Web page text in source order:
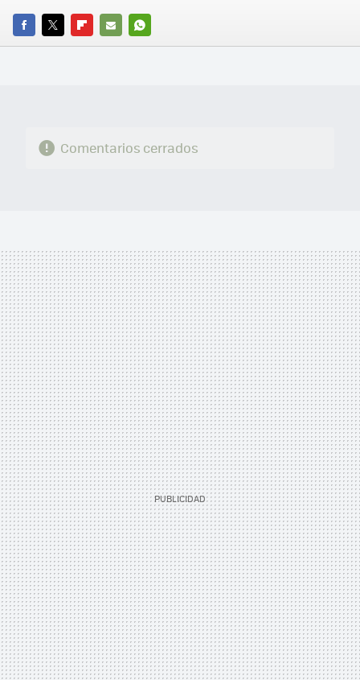
FACEBOOK
TWITTERFLIPBOARD
E-
WHATSAPP
Comentarios cerrados